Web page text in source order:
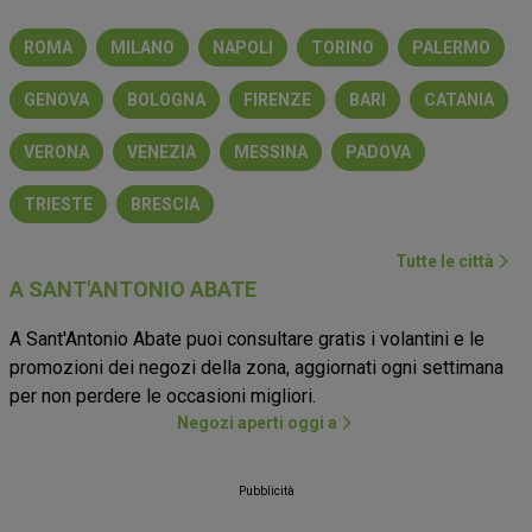
ROMA MILANO NAPOLI TORINO PALERMO
GENOVA BOLOGNA FIRENZE BARI CATANIA
VERONA VENEZIA MESSINA PADOVA
TRIESTE BRESCIA
Tutte le città
A SANT'ANTONIO ABATE
A Sant'Antonio Abate puoi consultare gratis i volantini e le
promozioni dei negozi della zona, aggiornati ogni settimana
per non perdere le occasioni migliori.
Negozi aperti oggi a
Pubblicità